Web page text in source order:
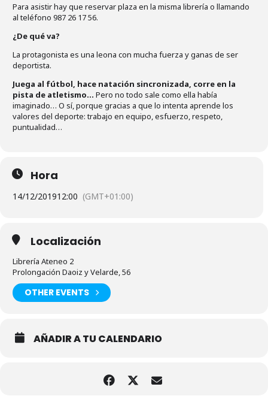
Para asistir hay que reservar plaza en la misma librería o llamando
al teléfono 987 26 17 56.
¿De qué va?
La protagonista es una leona con mucha fuerza y ganas de ser
deportista.
Juega al fútbol, hace natación sincronizada, corre en la
pista de atletismo… Pero no todo sale como ella había
imaginado… O sí, porque gracias a que lo intenta aprende los
valores del deporte: trabajo en equipo, esfuerzo, respeto,
puntualidad…
Hora
14/12/201912:00 (GMT+01:00)
Localización
Librería Ateneo 2
Prolongación Daoiz y Velarde, 56
OTHER EVENTS
AÑADIR A TU CALENDARIO